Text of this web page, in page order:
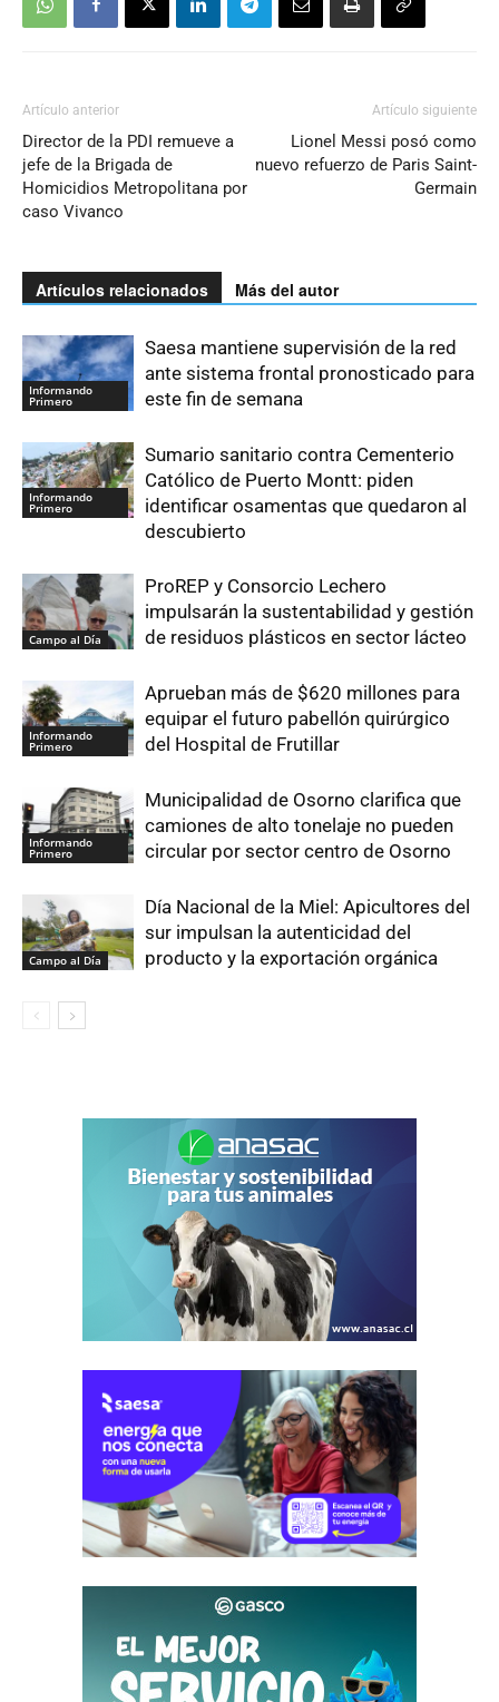
Artículo anterior
Director de la PDI remueve a
jefe de la Brigada de
Homicidios Metropolitana por
caso Vivanco
Artículo siguiente
Lionel Messi posó como
nuevo refuerzo de Paris Saint-
Germain
Artículos relacionados Más del autor
Informando
Primero
Saesa mantiene supervisión de la red
ante sistema frontal pronosticado para
este fin de semana
Informando
Primero
Sumario sanitario contra Cementerio
Católico de Puerto Montt: piden
identificar osamentas que quedaron al
descubierto
Campo al Día
ProREP y Consorcio Lechero
impulsarán la sustentabilidad y gestión
de residuos plásticos en sector lácteo
Informando
Primero
Aprueban más de $620 millones para
equipar el futuro pabellón quirúrgico
del Hospital de Frutillar
Informando
Primero
Municipalidad de Osorno clarifica que
camiones de alto tonelaje no pueden
circular por sector centro de Osorno
Campo al Día
Día Nacional de la Miel: Apicultores del
sur impulsan la autenticidad del
producto y la exportación orgánica